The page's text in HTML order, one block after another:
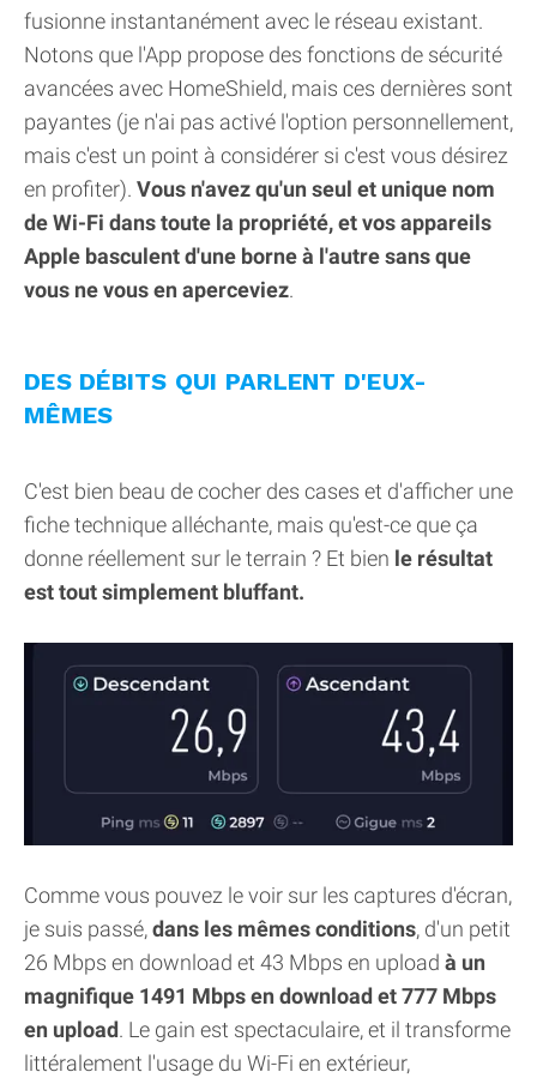
fusionne instantanément avec le réseau existant.
Notons que l'App propose des fonctions de sécurité
avancées avec HomeShield, mais ces dernières sont
payantes (je n'ai pas activé l'option personnellement,
mais c'est un point à considérer si c'est vous désirez
en profiter). Vous n'avez qu'un seul et unique nom
de Wi-Fi dans toute la propriété, et vos appareils
Apple basculent d'une borne à l'autre sans que
vous ne vous en aperceviez.
DES DÉBITS QUI PARLENT D'EUX-
MÊMES
C'est bien beau de cocher des cases et d'afficher une
fiche technique alléchante, mais qu'est-ce que ça
donne réellement sur le terrain ? Et bien le résultat
est tout simplement bluffant.
Comme vous pouvez le voir sur les captures d'écran,
je suis passé,dans les mêmes conditions, d'un petit
26 Mbps en download et 43 Mbps en upload à un
magnifique 1491 Mbps en download et 777 Mbps
en upload. Le gain est spectaculaire, et il transforme
littéralement l'usage du Wi-Fi en extérieur,